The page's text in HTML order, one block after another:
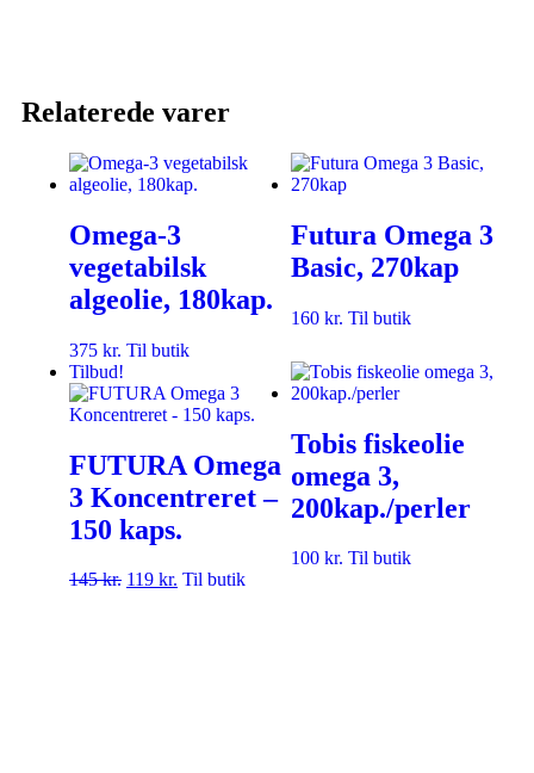
Relaterede varer
Omega-3
vegetabilsk
algeolie, 180kap.
375 kr. Til butik
Futura Omega 3
Basic, 270kap
160 kr. Til butik
Tilbud!
FUTURA Omega
3 Koncentreret –
150 kaps.
145kr. 119 kr. Til butik
Tobis fiskeolie
omega 3,
200kap./perler
100 kr. Til butik